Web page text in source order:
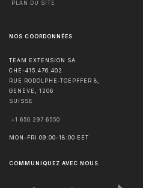
PLAN DU SITE
NOS COORDONNÉES
TEAM EXTENSION SA
CHE-415.476.402
RUE RODOLPHE-TOEPFFER 8,
GENÈVE
1206
SUISSE
+1 650 297 6550
MON-FRI 09:00-18:00 EET
COMMUNIQUEZ AVEC NOUS